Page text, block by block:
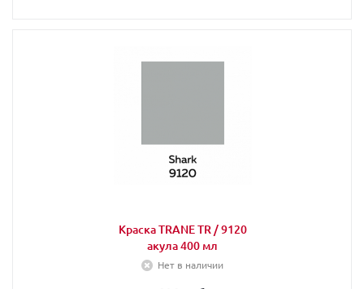
Краска TRANE TR / 9120
акула 400 мл
Нет в наличии